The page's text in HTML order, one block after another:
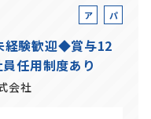
ア
バ
イ
パ
ト
経験歓迎◆賞与12
任用制度あり
会社